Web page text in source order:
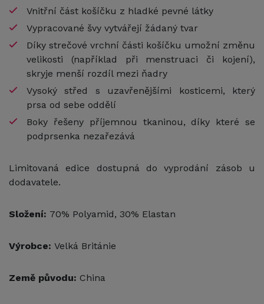
Vnitřní část košíčku z hladké pevné látky
Vypracované švy vytvářejí žádaný tvar
Díky strečové vrchní části košíčku umožní změnu
velikosti (například při menstruaci či kojení),
skryje menší rozdíl mezi ňadry
Vysoký střed s uzavřenějšími kosticemi, který
prsa od sebe oddělí
Boky řešeny příjemnou tkaninou, díky které se
podprsenka nezařezává
Limitovaná edice dostupná do vyprodání zásob u
dodavatele.
Složení: 70% Polyamid, 30% Elastan
Výrobce: Velká Británie
Země původu: China